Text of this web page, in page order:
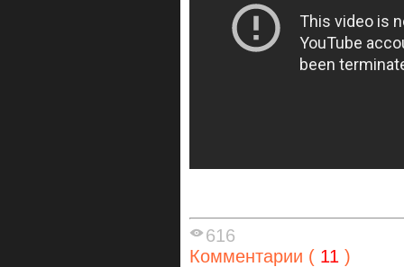
616
Комментарии ( 11 )